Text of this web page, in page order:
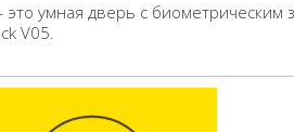
умная дверь с биометрическим
V05.